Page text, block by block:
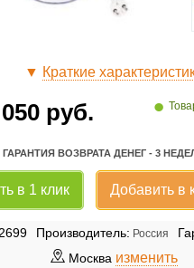
▼ Краткие
руб. •
ГАРАНТИЯ ВОЗВРАТА ДЕНЕГ - 3
в 1 клик Добавить в
2699 Производитель: Россия
Москва изменить